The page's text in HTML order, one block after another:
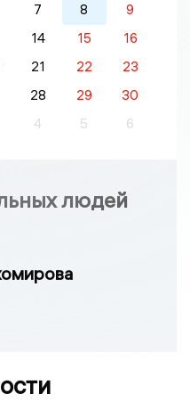
7 8
9
14 15
16
21 22
23
28 29
30
4 5 6
людей